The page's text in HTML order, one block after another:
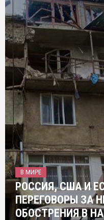
В МИРЕ
РОССИЯ, США И
ПЕРЕГОВОРЫ ЗА
ОБОСТРЕНИЯ В